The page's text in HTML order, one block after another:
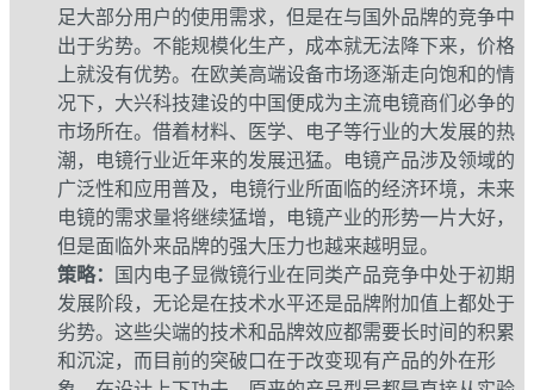
足大部分用户的使用需求，但是在与国外品牌的竞争中
出于劣势。不能规模化生产，成本就无法降下来，价格
上就没有优势。在欧美高端设备市场逐渐走向饱和的情
况下，大兴科技建设的中国便成为主流电镜商们必争的
市场所在。借着材料、医学、电子等行业的大发展的热
潮，电镜行业近年来的发展迅猛。电镜产品涉及领域的
广泛性和应用普及，电镜行业所面临的经济环境，未来
电镜的需求量将继续猛增，电镜产业的形势一片大好，
但是面临外来品牌的强大压力也越来越明显。
策略：
国内电子显微镜行业在同类产品竞争中处于初期
发展阶段，无论是在技术水平还是品牌附加值上都处于
劣势。这些尖端的技术和品牌效应都需要长时间的积累
和沉淀，而目前的突破口在于改变现有产品的外在形